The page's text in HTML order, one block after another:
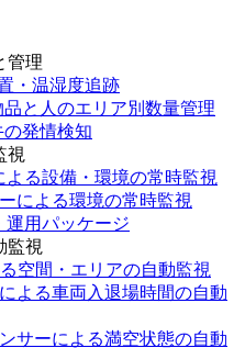
管理
・温湿度追跡
と人のエリア別数量管理
発情検知
視
よる設備・環境の常時監視
による環境の常時監視
運用パッケージ
監視
空間・エリアの自動監視
よる車両入退場時間の自動
サーによる満空状態の自動